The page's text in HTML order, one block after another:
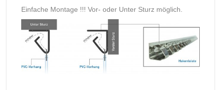
Einfache Montage !!! Vor- oder Unter Sturz möglich.